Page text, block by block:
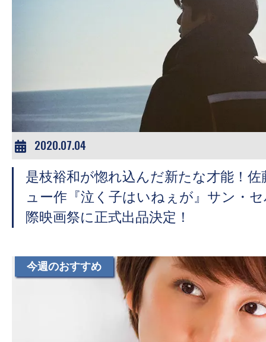
2020.07.04
是枝裕和が惚れ込んだ新たな才能！
ュー作『泣く子はいねぇが』サン・
際映画祭に正式出品決定！
今週のおすすめ